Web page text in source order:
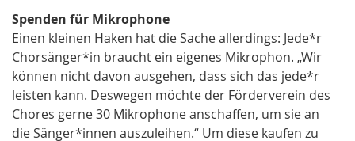
Spenden für Mikrophone
Einen kleinen Haken hat die Sache allerdings: Jede*r
Chorsänger*in braucht ein eigenes Mikrophon. „Wir
können nicht davon ausgehen, dass sich das jede*r
leisten kann. Deswegen möchte der Förderverein des
Chores gerne 30 Mikrophone anschaffen, um sie an
die Sänger*innen auszuleihen.“ Um diese kaufen zu